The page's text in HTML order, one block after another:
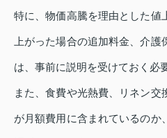
特に、物価高騰を理由とした値
上がった場合の追加料金、介
は、事前に説明を受けておく必
また、食費や光熱費、リネン
が月額費用に含まれているのか